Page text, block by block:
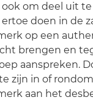
om deel uit
doen in de
op een
brengen en
aanspreken.
zijn in of
aan het